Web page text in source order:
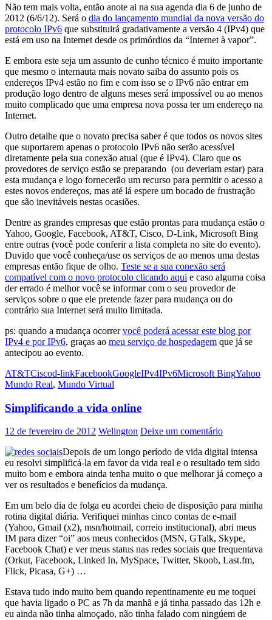
Não tem mais volta, então anote ai na sua agenda dia 6 de junho de
2012 (6/6/12). Será o dia do lançamento mundial da nova versão do
protocolo IPv6 que substituirá gradativamente a versão 4 (IPv4) que
está em uso na Internet desde os primórdios da “Internet à vapor”.
E embora este seja um assunto de cunho técnico é muito importante
que mesmo o internauta mais novato saiba do assunto pois os
endereços IPv4 estão no fim e com isso se o IPv6 não entrar em
produção logo dentro de alguns meses será impossível ou ao menos
muito complicado que uma empresa nova possa ter um endereço na
Internet.
Outro detalhe que o novato precisa saber é que todos os novos sites
que suportarem apenas o protocolo IPv6 não serão acessível
diretamente pela sua conexão atual (que é IPv4). Claro que os
provedores de serviço estão se preparando (ou deveriam estar) para
esta mudança e logo fornecerão um recurso para permitir o acesso a
estes novos endereços, mas até lá espere um bocado de frustração
que são inevitáveis nestas ocasiões.
Dentre as grandes empresas que estão prontas para mudança estão o
Yahoo, Google, Facebook, AT&T, Cisco, D-Link, Microsoft Bing
entre outras (você pode conferir a lista completa no site do evento).
Duvido que você conheça/use os serviços de ao menos uma destas
empresas então fique de olho. Teste se a sua conexão será
compatível com o novo protocolo clicando aqui e caso alguma coisa
der errado é melhor você se informar com o seu provedor de
serviços sobre o que ele pretende fazer para mudança ou do
contrário sua Internet será muito limitada.
ps: quando a mudança ocorrervocê poderá acessar este blog por
IPv4 e por IPv6, graças ao meu serviço de hospedagem que já se
antecipou ao evento.
AT&TCiscod-linkFacebookGoogleIPv4IPv6Microsoft BingYahoo
Mundo Real, Mundo Virtual
Simplificando a vida online
12 de fevereiro de 2012 Welington Deixe um comentário
Depois de um longo período de vida digital intensa
eu resolvi simplificá-la em favor da vida real e o resultado tem sido
muito bom e embora ainda tenha muito o que melhorar já começo a
ver os resultados e benefícios da mudança.
Em um belo dia de folga eu acordei cheio de disposição para minha
rotina digital diária. Verifiquei minhas cinco contas de e-mail
(Yahoo, Gmail (x2), msn/hotmail, correio institucional), abri meus
IM para dizer “oi” aos meus conhecidos (MSN, GTalk, Skype,
Facebook Chat) e ver meus status nas redes sociais que frequentava
(Orkut, Facebook, Linked In, MySpace, Twitter, Skoob, Last.fm,
Flick, Picasa, G+) …
Estava tudo indo muito bem quando repentinamente eu me toquei
que havia ligado o PC as 7h da manhã e já tinha passado das 12h e
eu ainda não tinha almoçado, não tinha falado com ningúem de